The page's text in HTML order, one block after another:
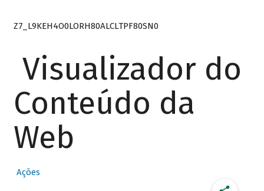
Z7_L9KEH4O0LORH80ALCLTPF80SN0
Visualizador do
Conteúdo da
Web
Ações